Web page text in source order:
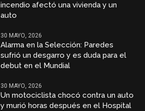
incendio afectó una vivienda y un
auto
30 MAYO, 2026
Alarma en la Selección: Paredes
sufrió un desgarro y es duda para el
debut en el Mundial
30 MAYO, 2026
Un motociclista chocó contra un auto
y murió horas después en el Hospital